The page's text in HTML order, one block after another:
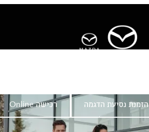
הזמנת נסיעת הדגמה רכישה Online